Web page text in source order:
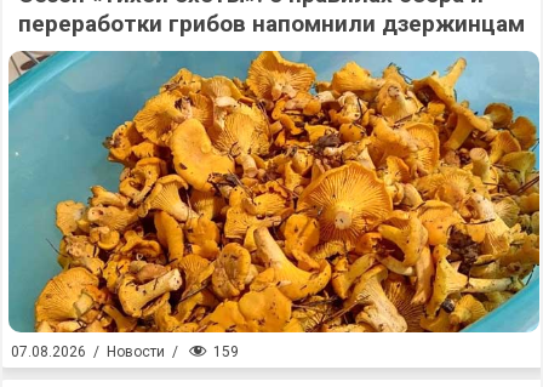
переработки грибов напомнили дзержинцам
07.08.2026 / Новости / 159